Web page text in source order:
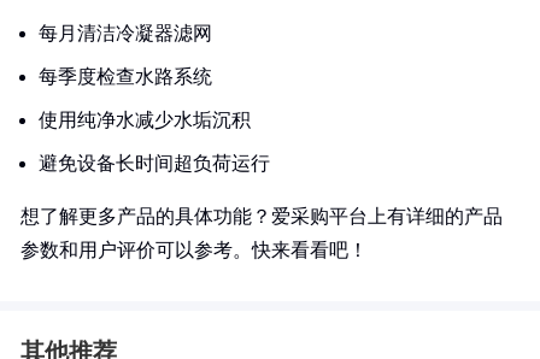
每月清洁冷凝器滤网
每季度检查水路系统
使用纯净水减少水垢沉积
避免设备长时间超负荷运行
想了解更多产品的具体功能？爱采购平台上有详细的产品
参数和用户评价可以参考。快来看看吧！
其他推荐